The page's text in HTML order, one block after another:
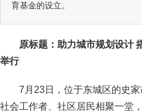
育基金的设立。
原标题：助力城市规划设计
举行
7月23日，位于东城区的史
社会工作者、社区居民相聚一堂